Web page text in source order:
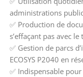
administrations
✅ Production de
s’effaçant pas avec le
✅ Gestion de parcs
ECOSYS P2040 en
✅ Indispensable